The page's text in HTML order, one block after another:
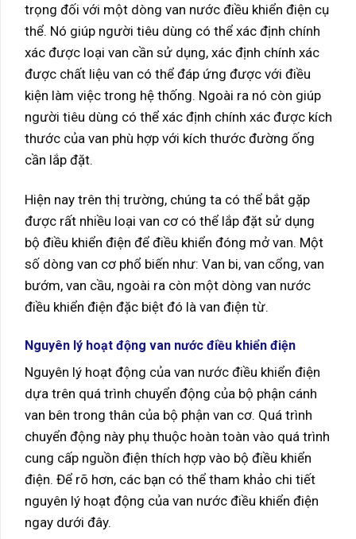
trọng đối với một dòng van nước điều khiển điện cụ
thể. Nó giúp người tiêu dùng có thể xác định chính
xác được loại van cần sử dụng, xác định chính xác
được chất liệu van có thể đáp ứng được với điều
kiện làm việc trong hệ thống. Ngoài ra nó còn giúp
người tiêu dùng có thể xác định chính xác được kích
thước của van phù hợp với kích thước đường ống
cần lắp đặt.
Hiện nay trên thị trường, chúng ta có thể bắt gặp
được rất nhiều loại van cơ có thể lắp đặt sử dụng
bộ điều khiển điện để điều khiển đóng mở van. Một
số dòng van cơ phổ biến như: Van bi, van cổng, van
bướm, van cầu, ngoài ra còn một dòng van nước
điều khiển điện đặc biệt đó là van điện từ.
Nguyên lý hoạt động van nước điều khiển điện
Nguyên lý hoạt động của van nước điều khiển điện
dựa trên quá trình chuyển động của bộ phận cánh
van bên trong thân của bộ phận van cơ. Quá trình
chuyển động này phụ thuộc hoàn toàn vào quá trình
cung cấp nguồn điện thích hợp vào bộ điều khiển
điện. Để rõ hơn, các bạn có thể tham khảo chi tiết
nguyên lý hoạt động của van nước điều khiển điện
ngay dưới đây.